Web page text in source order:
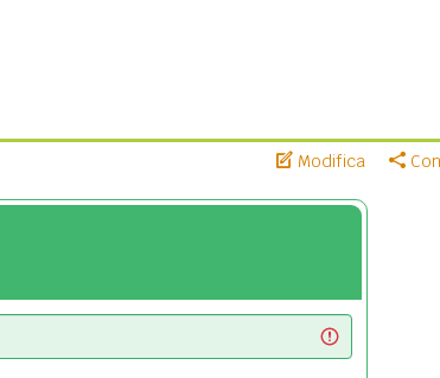
Modifica